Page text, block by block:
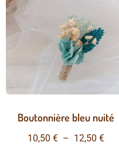
Boutonnière bleu nuité
10,50 € – 12,50 €